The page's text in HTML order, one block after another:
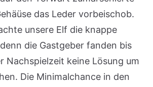
das Leder vorbeischob.
unsere Elf die knappe
die Gastgeber fanden bis
Nachspielzeit keine Lösung um
Die Minimalchance in den